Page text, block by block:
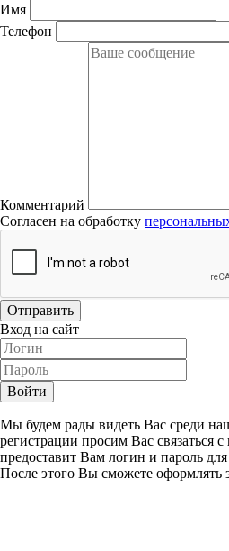
Имя
Телефон
Комментарий
Согласен на обработку
Отправить
Вход на сайт
Войти
Мы будем рады видеть Вас среди
регистрации просим Вас связаться
предоставит Вам логин и пароль
После этого Вы сможете оформлять